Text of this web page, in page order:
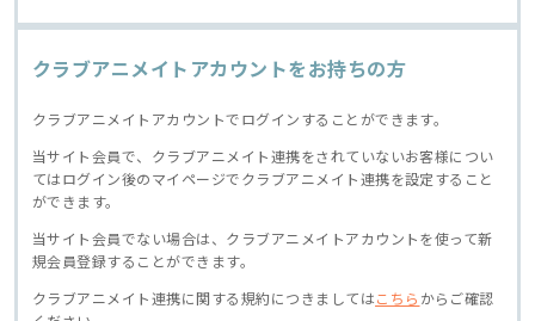
クラブアニメイトアカウントをお持ちの方
クラブアニメイトアカウントでログインすることができます。
当サイト会員で、クラブアニメイト連携をされていないお客様につい
てはログイン後のマイページでクラブアニメイト連携を設定すること
ができます。
当サイト会員でない場合は、クラブアニメイトアカウントを使って新
規会員登録することができます。
クラブアニメイト連携に関する規約につきましてはこちら からご確認